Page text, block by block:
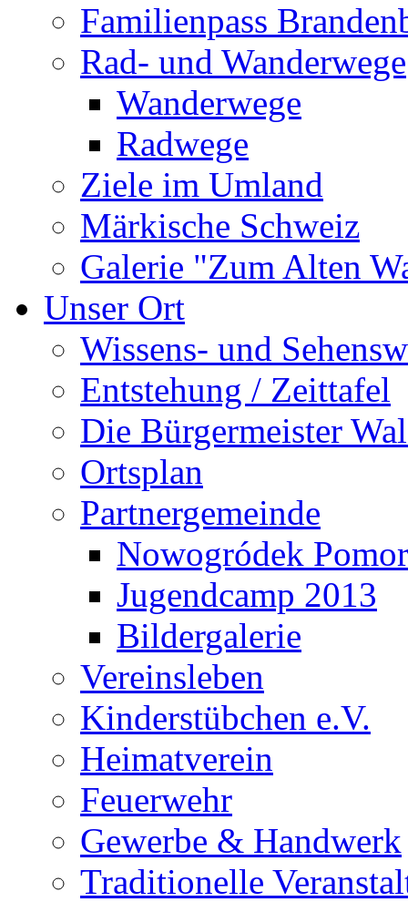
Familienpass
Rad- und Wanderwege
Wanderwege
Radwege
Ziele im Umland
Märkische Schweiz
Galerie "Zum Alten
Unser Ort
Wissens- und
Entstehung / Zeittafel
Die Bürgermeister
Ortsplan
Partnergemeinde
Nowogródek
Jugendcamp 2013
Bildergalerie
Vereinsleben
Kinderstübchen e.V.
Heimatverein
Feuerwehr
Gewerbe & Handwerk
Traditionelle